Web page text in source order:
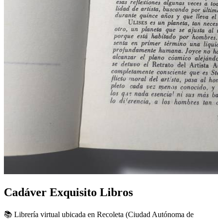
Cadáver Exquisito Libros
📚 Librería virtual ubicada en Recoleta (Ciudad Autónoma de